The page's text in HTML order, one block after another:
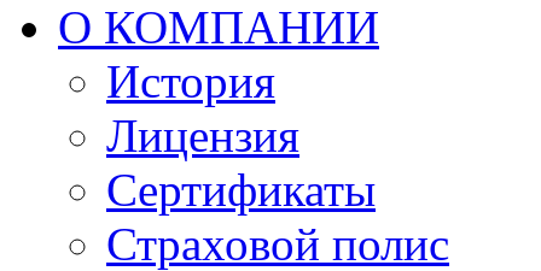
О КОМПАНИИ
История
Лицензия
Сертификаты
Страховой полис